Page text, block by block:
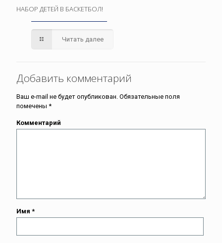
НАБОР ДЕТЕЙ В БАСКЕТБОЛ!
Читать далее
Добавить комментарий
Ваш e-mail не будет опубликован. Обязательные поля
помечены *
Комментарий
Имя *